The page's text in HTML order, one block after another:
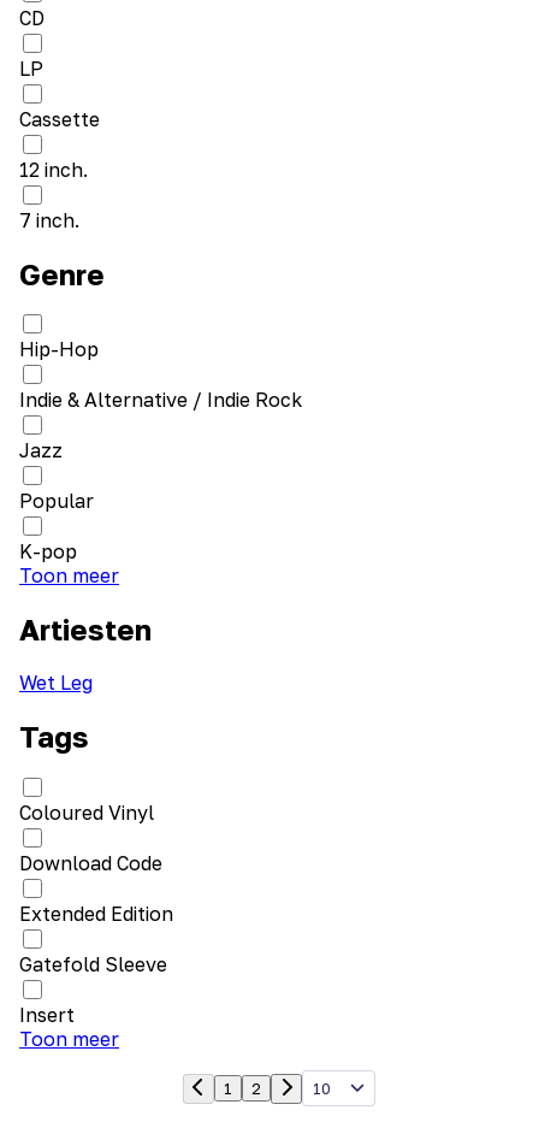
CD
LP
Cassette
12 inch.
7 inch.
Genre
Hip-Hop
Indie & Alternative / Indie Rock
Jazz
Popular
K-pop
Toon meer
Artiesten
Wet Leg
Tags
Coloured Vinyl
Download Code
Extended Edition
Gatefold Sleeve
Insert
Toon meer
1 2 10